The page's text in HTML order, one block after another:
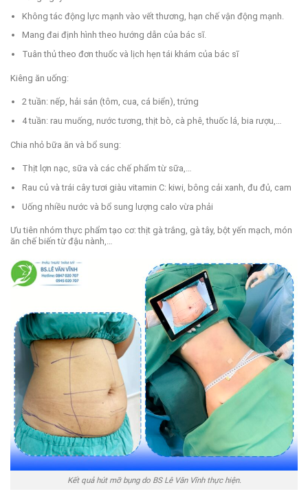
Không tác động lực mạnh vào vết thương, hạn chế vận động mạnh.
Mang đai định hình theo hướng dẫn của bác sĩ.
Tuân thủ theo đơn thuốc và lịch hẹn tái khám của bác sĩ
Kiêng ăn uống:
2 tuần: nếp, hải sản (tôm, cua, cá biển), trứng
4 tuần: rau muống, nước tương, thịt bò, cà phê, thuốc lá, bia rượu,…
Chia nhỏ bữa ăn và bổ sung:
Thịt lợn nạc, sữa và các chế phẩm từ sữa,…
Rau củ và trái cây tươi giàu vitamin C: kiwi, bông cải xanh, đu đủ, cam
Uống nhiều nước và bổ sung lượng calo vừa phải
Ưu tiên nhóm thực phẩm tạo cơ: thịt gà trắng, gà tây, bột yến mạch, món
ăn chế biến từ đậu nành,…
Kết quả hút mỡ bụng do BS Lê Văn Vĩnh thực hiện.